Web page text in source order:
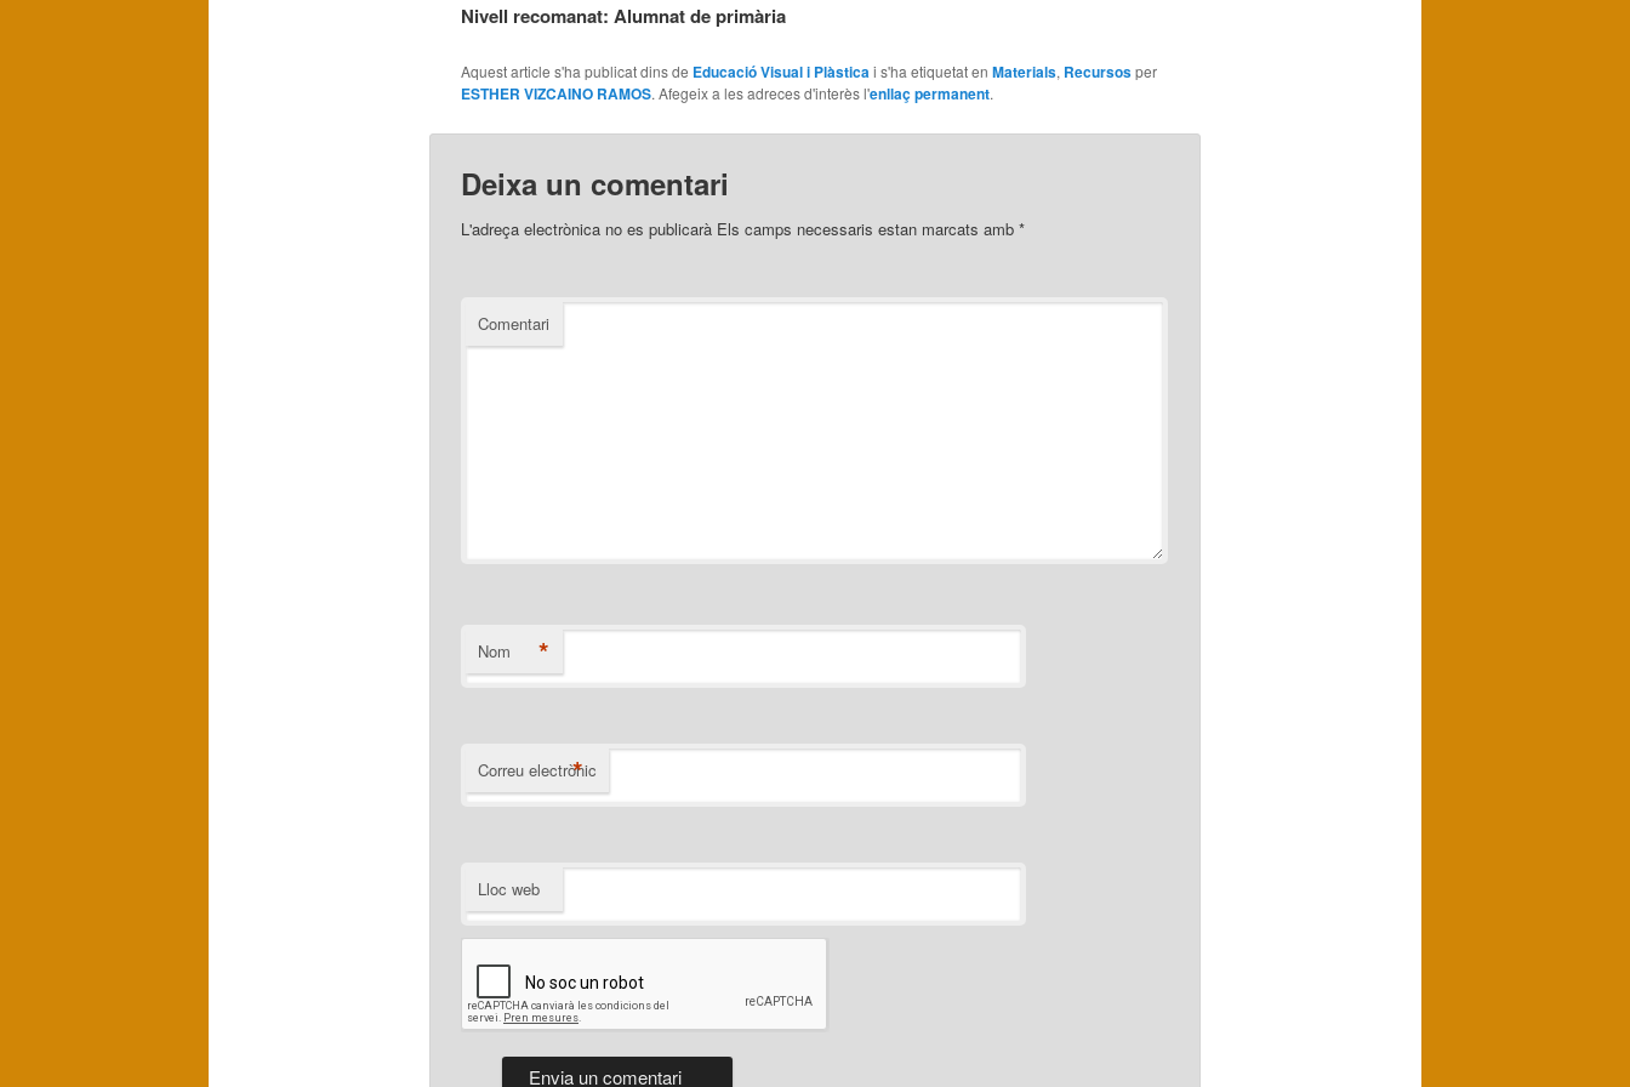
Nivell recomanat: Alumnat de primària
Aquest article s'ha publicat dins de Educació Visual i Plàsticai s'ha etiquetat en Materials, Recursosper
ESTHER VIZCAINO RAMOS. Afegeix a les adreces d'interès l'enllaç permanent.
Deixa un comentari
L'adreça electrònica no es publicaràEls camps necessaris estan marcats amb *
Comentari
Nom *
Correu electrònic
*
Lloc web